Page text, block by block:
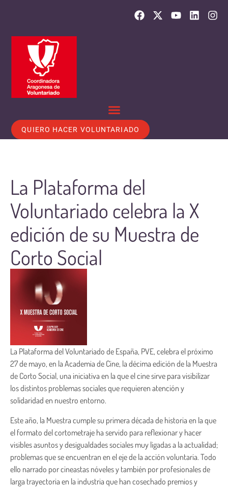
QUIERO HACER VOLUNTARIADO
La Plataforma del
Voluntariado celebra la X
edición de su Muestra de
Corto Social
La Plataforma del Voluntariado de España, PVE, celebra el próximo
27 de mayo, en la Academia de Cine, la décima edición de la Muestra
de Corto Social, una iniciativa en la que el cine sirve para visibilizar
los distintos problemas sociales que requieren atención y
solidaridad en nuestro entorno.
Este año, la Muestra cumple su primera década de historia en la que
el formato del cortometraje ha servido para reflexionar y hacer
visibles asuntos y desigualdades sociales muy ligadas a la actualidad;
problemas que se encuentran en el eje de la acción voluntaria. Todo
ello narrado por cineastas nóveles y también por profesionales de
larga trayectoria en la industria que han cosechado premios y